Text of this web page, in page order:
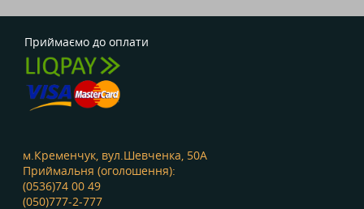
Приймаємо до оплати
м.Кременчук, вул.Шевченка, 50А
Приймальня (оголошення):
(0536)74 00 49
(050)777-2-777